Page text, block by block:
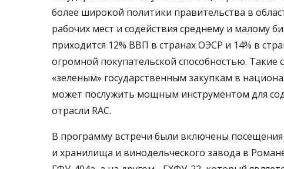
более широкой политики правительства в
рабочих мест и содействия среднему и малому
приходится 12% ВВП в странах ОЭСР и 14% в
огромной покупательской способностью.
«зеленым» государственным закупкам в
может послужить мощным инструментом для
отрасли RAC.
В программу встречи были включены
и хранилища и винодельческого завода в